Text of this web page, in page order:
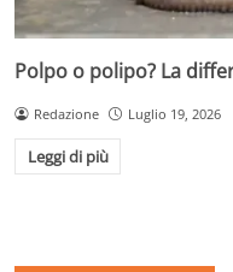
Polpo o polipo? La
Redazione Luglio 19, 2026
Leggi di più